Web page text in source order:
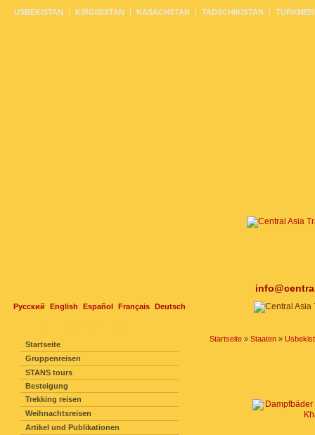
Русский English Español Français Deutsch
USBEKISTAN KIRGISISTAN KASACHSTAN TADSCHIKISTAN
Startseite » Staaten »
Startseite
Gruppenreisen
STANS tours
Besteigung
Trekking reisen
Weihnachtsreisen
Artikel und Publikationen